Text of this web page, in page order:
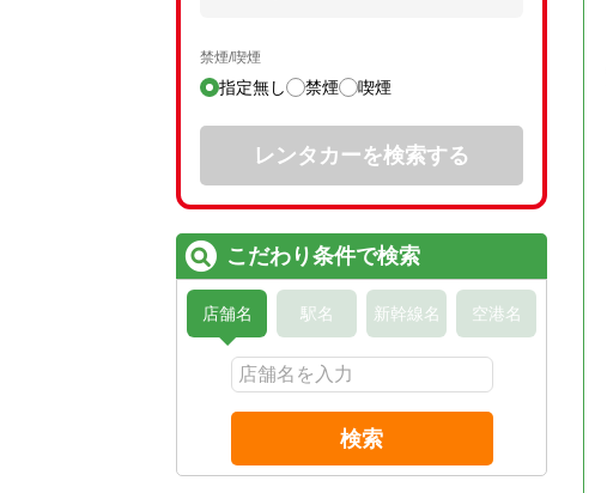
禁煙/喫煙
指定無し 禁煙 喫煙
レンタカーを検索する
こだわり条件で検索
店舗名 駅名 新幹線名 空港名
検索